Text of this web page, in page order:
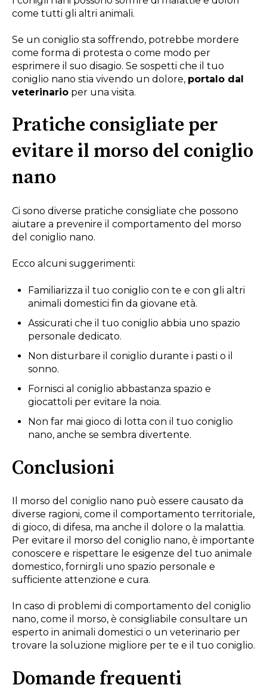
come tutti gli altri animali.
Se un coniglio sta soffrendo, potrebbe mordere
come forma di protesta o come modo per
esprimere il suo disagio. Se sospetti che il tuo
coniglio nano stia vivendo un dolore, portalo dal
veterinario per una visita.
Pratiche consigliate per
evitare il morso del coniglio
nano
Ci sono diverse pratiche consigliate che possono
aiutare a prevenire il comportamento del morso
del coniglio nano.
Ecco alcuni suggerimenti:
Familiarizza il tuo coniglio con te e con gli altri
animali domestici fin da giovane età.
Assicurati che il tuo coniglio abbia uno spazio
personale dedicato.
Non disturbare il coniglio durante i pasti o il
sonno.
Fornisci al coniglio abbastanza spazio e
giocattoli per evitare la noia.
Non far mai gioco di lotta con il tuo coniglio
nano, anche se sembra divertente.
Conclusioni
Il morso del coniglio nano può essere causato da
diverse ragioni, come il comportamento territoriale,
di gioco, di difesa, ma anche il dolore o la malattia.
Per evitare il morso del coniglio nano, è importante
conoscere e rispettare le esigenze del tuo animale
domestico, fornirgli uno spazio personale e
sufficiente attenzione e cura.
In caso di problemi di comportamento del coniglio
nano, come il morso, è consigliabile consultare un
esperto in animali domestici o un veterinario per
trovare la soluzione migliore per te e il tuo coniglio.
Domande frequenti